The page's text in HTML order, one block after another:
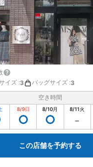
イズ :3 バッグサイズ :3
空き時間
8/9日 8/10月 8/11火
この店舗を予約する